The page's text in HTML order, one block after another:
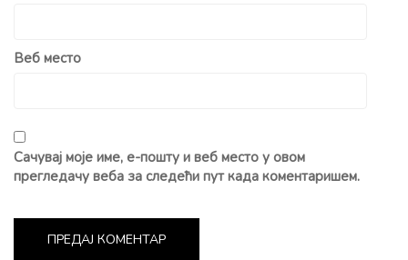
Веб место
Сачувај моје име, е-пошту и веб место у овом
прегледачу веба за следећи пут када коментаришем.